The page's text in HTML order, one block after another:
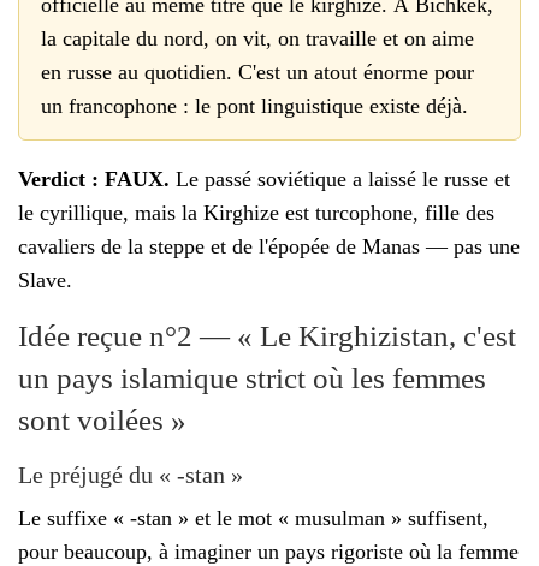
officielle au même titre que le kirghize. À Bichkek,
la capitale du nord, on vit, on travaille et on aime
en russe au quotidien. C'est un atout énorme pour
un francophone : le pont linguistique existe déjà.
Verdict : FAUX. Le passé soviétique a laissé le russe et
le cyrillique, mais la Kirghize est turcophone, fille des
cavaliers de la steppe et de l'épopée de Manas — pas une
Slave.
Idée reçue n°2 — « Le Kirghizistan, c'est
un pays islamique strict où les femmes
sont voilées »
Le préjugé du « -stan »
Le suffixe « -stan » et le mot « musulman » suffisent,
pour beaucoup, à imaginer un pays rigoriste où la femme